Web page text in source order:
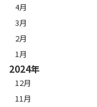
4月
3月
2月
1月
2024年
12月
11月